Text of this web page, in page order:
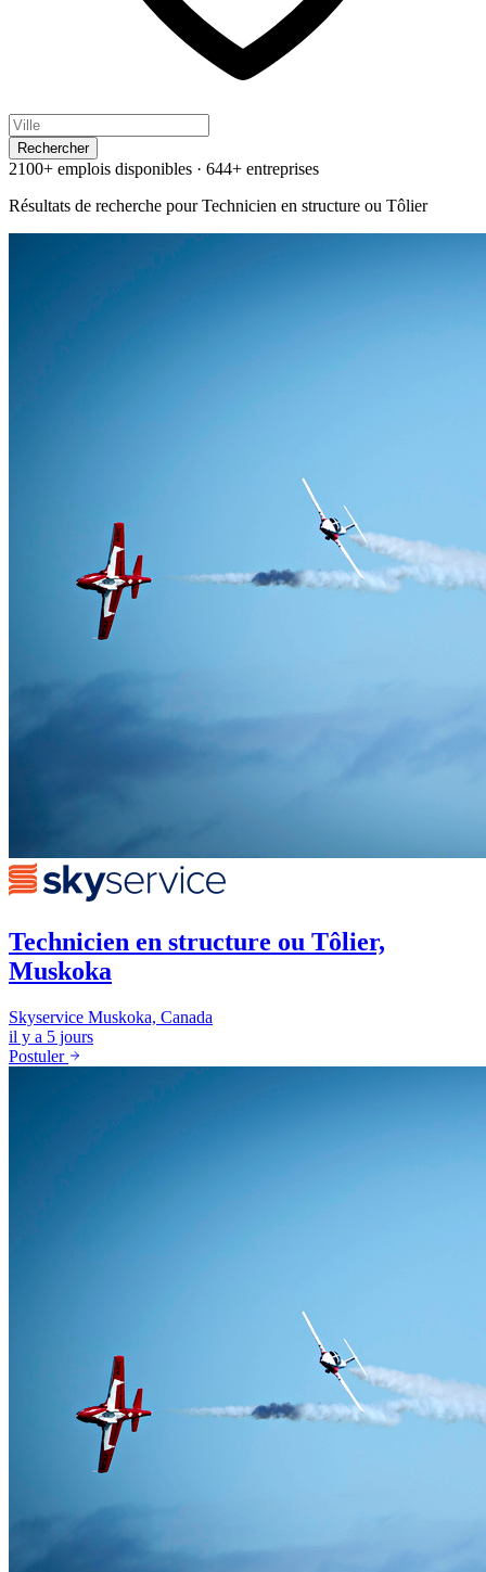
Rechercher
2100+ emplois disponibles · 644+ entreprises
Résultats de recherche pourTechnicien en structure ou Tôlier
Technicien en structure ou Tôlier,
Muskoka
Skyservice Muskoka, Canada
il y a 5 jours
Postuler